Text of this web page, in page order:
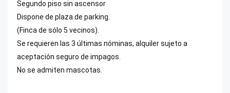
Segundo piso sin ascensor
Dispone de plaza de parking.
(Finca de sólo 5 vecinos).
Se requieren las 3 últimas nóminas, alquiler sujeto a
aceptación seguro de impagos.
No se admiten mascotas.